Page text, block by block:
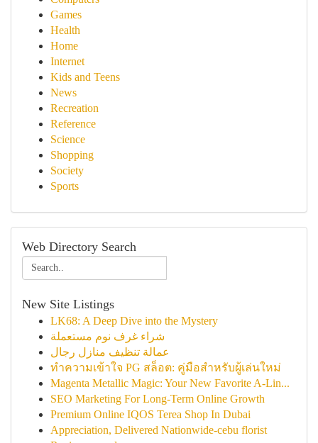
Games
Health
Home
Internet
Kids and Teens
News
Recreation
Reference
Science
Shopping
Society
Sports
Web Directory Search
New Site Listings
LK68: A Deep Dive into the Mystery
شراء غرف نوم مستعملة
عمالة تنظيف منازل رجال
ทำความเข้าใจ PG สล็อต: คู่มือสำหรับผู้เล่นใหม่
Magenta Metallic Magic: Your New Favorite A-Lin...
SEO Marketing For Long-Term Online Growth
Premium Online IQOS Terea Shop In Dubai
Appreciation, Delivered Nationwide-cebu florist